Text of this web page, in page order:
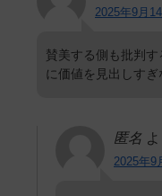
2025年9月
賛美する側も批判
に価値を見出しすぎ
匿名
2025年9